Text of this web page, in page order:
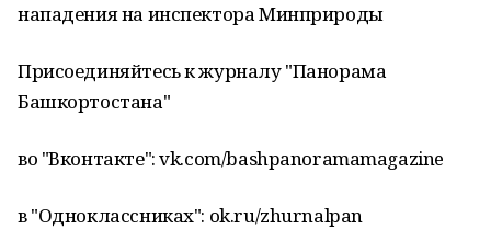
нападения на инспектора Минприроды
Присоединяйтесь к журналу "Панорама
Башкортостана"
во "Вконтакте": vk.com/bashpanoramamagazine
в "Одноклассниках": ok.ru/zhurnalpan